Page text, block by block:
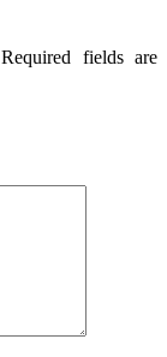
Required fields are